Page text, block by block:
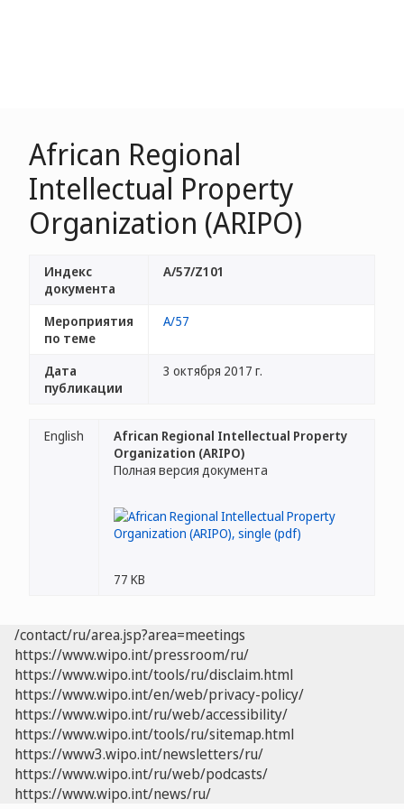
African Regional
Intellectual Property
Organization (ARIPO)
Индекс
документа
A/57/Z101
Мероприятия
по теме
A/57
Дата
публикации
3 октября 2017 г.
English
African Regional Intellectual Property
Organization (ARIPO)
Полная версия документа
77 KB
/contact/ru/area.jsp?area=meetings
https://www.wipo.int/pressroom/ru/
https://www.wipo.int/tools/ru/disclaim.html
https://www.wipo.int/en/web/privacy-policy/
https://www.wipo.int/ru/web/accessibility/
https://www.wipo.int/tools/ru/sitemap.html
https://www3.wipo.int/newsletters/ru/
https://www.wipo.int/ru/web/podcasts/
https://www.wipo.int/news/ru/